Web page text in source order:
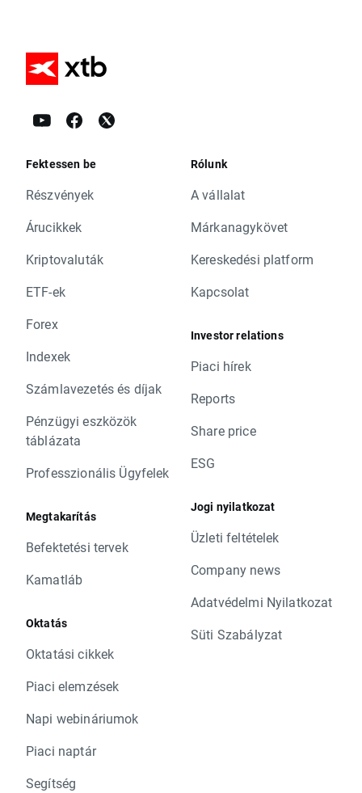
Fektessen be
Részvények
Árucikkek
Kriptovaluták
ETF-ek
Forex
Indexek
Számlavezetés és díjak
Pénzügyi eszközök
táblázata
Professzionális Ügyfelek
Megtakarítás
Befektetési tervek
Kamatláb
Oktatás
Oktatási cikkek
Piaci elemzések
Napi webináriumok
Piaci naptár
Segítség
Rólunk
A vállalat
Márkanagykövet
Kereskedési platform
Kapcsolat
Investor relations
Piaci hírek
Reports
Share price
ESG
Jogi nyilatkozat
Üzleti feltételek
Company news
Adatvédelmi Nyilatkozat
Süti Szabályzat